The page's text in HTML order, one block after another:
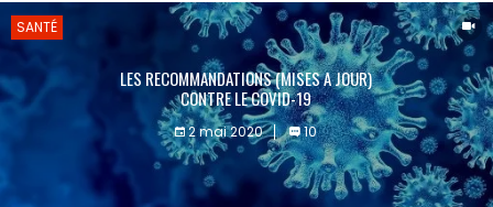
SANTÉ
LES RECOMMANDATIONS (MISES A JOUR)
CONTRE LE COVID-19
2 mai 2020 10